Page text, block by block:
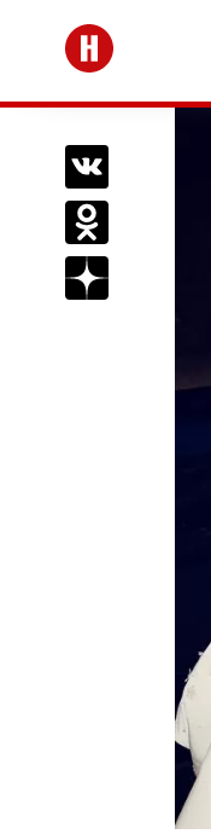
Перейти на
Поделиться
Поделиться в
Подписаться